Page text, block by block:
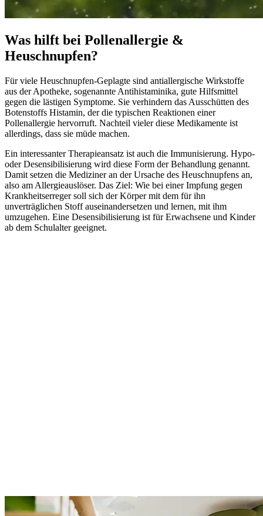
Was hilft bei Pollenallergie &
Heuschnupfen?
Für viele Heuschnupfen-Geplagte sind antiallergische Wirkstoffe
aus der Apotheke, sogenannte Antihistaminika, gute Hilfsmittel
gegen die lästigen Symptome. Sie verhindern das Ausschütten des
Botenstoffs Histamin, der die typischen Reaktionen einer
Pollenallergie hervorruft. Nachteil vieler diese Medikamente ist
allerdings, dass sie müde machen.
Ein interessanter Therapieansatz ist auch die Immunisierung. Hypo-
oder Desensibilisierung wird diese Form der Behandlung genannt.
Damit setzen die Mediziner an der Ursache des Heuschnupfens an,
also am Allergieauslöser. Das Ziel: Wie bei einer Impfung gegen
Krankheitserreger soll sich der Körper mit dem für ihn
unverträglichen Stoff auseinandersetzen und lernen, mit ihm
umzugehen. Eine Desensibilisierung ist für Erwachsene und Kinder
ab dem Schulalter geeignet.